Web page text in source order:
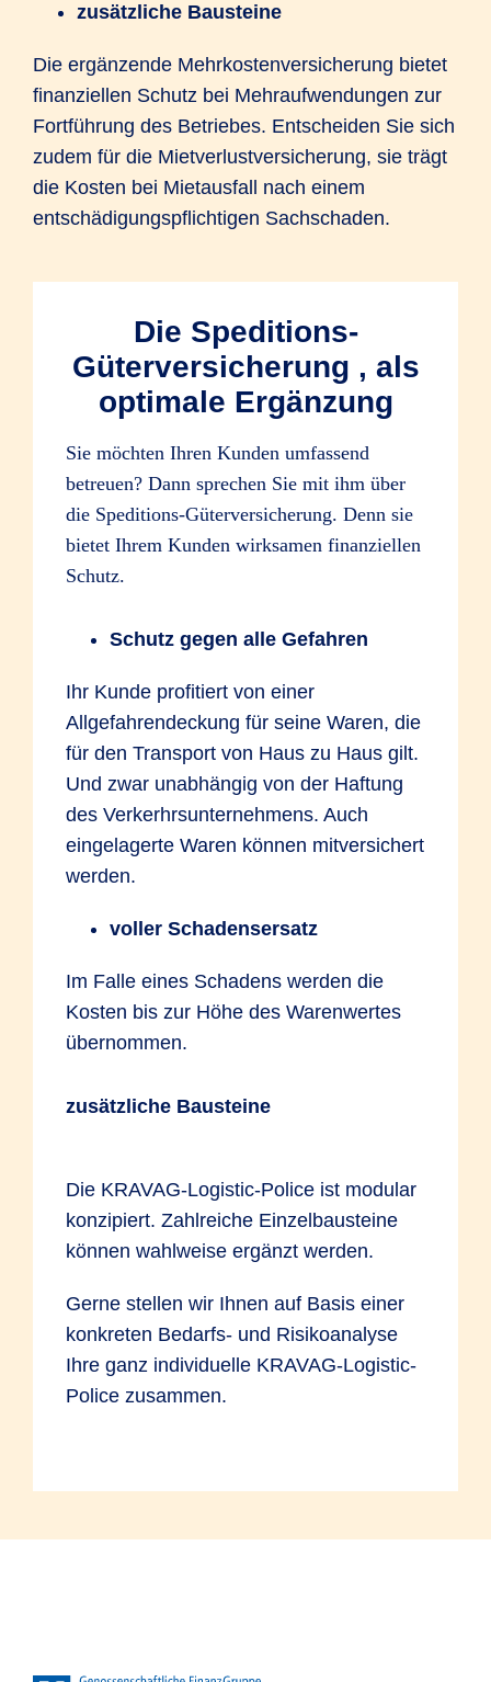
zusätzliche Bausteine
Die ergänzende Mehrkostenversicherung bietet
finanziellen Schutz bei Mehraufwendungen zur
Fortführung des Betriebes. Entscheiden Sie sich
zudem für die Mietverlustversicherung, sie trägt
die Kosten bei Mietausfall nach einem
entschädigungspflichtigen Sachschaden.
Die Speditions-
Güterversicherung , als
optimale Ergänzung
Sie möchten Ihren Kunden umfassend
betreuen? Dann sprechen Sie mit ihm über
die Speditions-Güterversicherung. Denn sie
bietet Ihrem Kunden wirksamen finanziellen
Schutz.
Schutz gegen alle Gefahren
Ihr Kunde profitiert von einer
Allgefahrendeckung für seine Waren, die
für den Transport von Haus zu Haus gilt.
Und zwar unabhängig von der Haftung
des Verkerhrsunternehmens. Auch
eingelagerte Waren können mitversichert
werden.
voller Schadensersatz
Im Falle eines Schadens werden die
Kosten bis zur Höhe des Warenwertes
übernommen.
zusätzliche Bausteine
Die KRAVAG-Logistic-Police ist modular
konzipiert. Zahlreiche Einzelbausteine
können wahlweise ergänzt werden.
Gerne stellen wir Ihnen auf Basis einer
konkreten Bedarfs- und Risikoanalyse
Ihre ganz individuelle KRAVAG-Logistic-
Police zusammen.